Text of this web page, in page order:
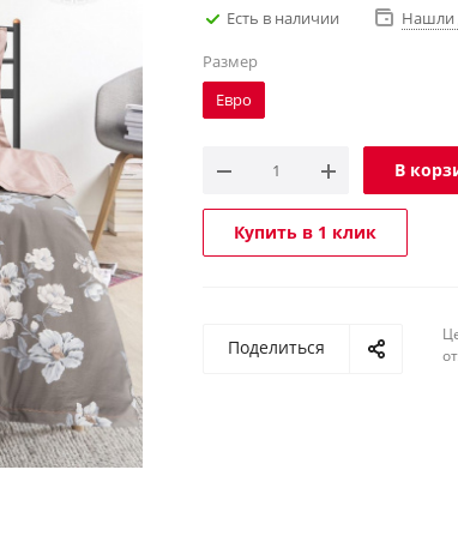
Есть в наличии
Нашли
Размер
Евро
В
Купить в 1 клик
Поделиться